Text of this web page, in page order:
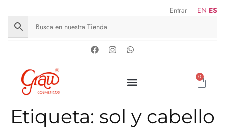
Entrar EN ES
0
Etiqueta: sol y cabello